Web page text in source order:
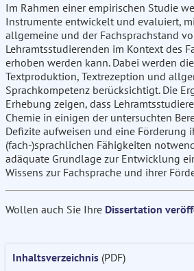
Im Rahmen einer empirischen Studie
Instrumente entwickelt und evaluiert,
allgemeine und der Fachsprachstand
Lehramtsstudierenden im Kontext des
erhoben werden kann. Dabei werden
Textproduktion, Textrezeption und
Sprachkompetenz berücksichtigt. Die
Erhebung zeigen, dass
Chemie in einigen der untersuchten
Defizite aufweisen und eine Förderung
(fach-)sprachlichen Fähigkeiten
adäquate Grundlage zur Entwicklung
Wissens zur Fachsprache und ihrer
Wollen auch Sie Ihre Dissertation
Inhaltsverzeichnis (PDF)